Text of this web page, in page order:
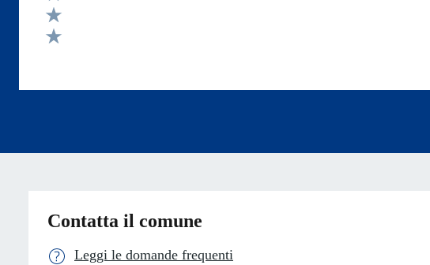
Valuta 3 stelle su 5
Valuta 2 stelle su 5
Contatta il comune
Leggi le domande frequenti